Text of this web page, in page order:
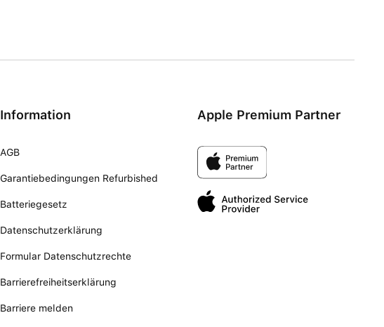
Information
AGB
Garantiebedingungen Refurbished
Batteriegesetz
Datenschutzerklärung
Formular Datenschutzrechte
Barrierefreiheitserklärung
Barriere melden
Apple Premium Partner